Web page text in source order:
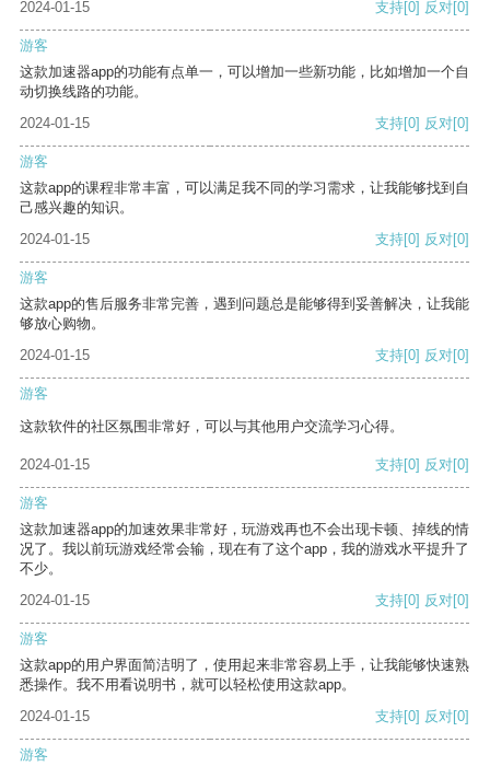
2024-01-15 支持[0] 反对[0]
游客
这款加速器app的功能有点单一，可以增加一些新功能，比如增加一个自
动切换线路的功能。
2024-01-15
支持[0] 反对[0]
游客
这款app的课程非常丰富，可以满足我不同的学习需求，让我能够找到自
己感兴趣的知识。
2024-01-15
支持[0] 反对[0]
游客
这款app的售后服务非常完善，遇到问题总是能够得到妥善解决，让我能
够放心购物。
2024-01-15
支持[0] 反对[0]
游客
这款软件的社区氛围非常好，可以与其他用户交流学习心得。
2024-01-15 支持[0] 反对[0]
游客
这款加速器app的加速效果非常好，玩游戏再也不会出现卡顿、掉线的情
况了。我以前玩游戏经常会输，现在有了这个app，我的游戏水平提升了
不少。
2024-01-15
支持[0] 反对[0]
游客
这款app的用户界面简洁明了，使用起来非常容易上手，让我能够快速熟
悉操作。我不用看说明书，就可以轻松使用这款app。
2024-01-15
支持[0] 反对[0]
游客